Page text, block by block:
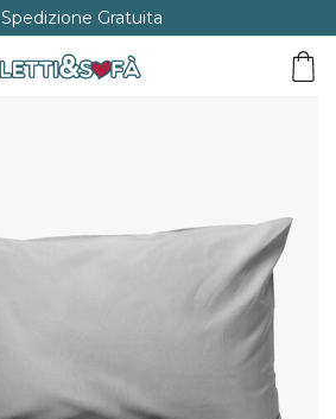
Spedizione Gratuita